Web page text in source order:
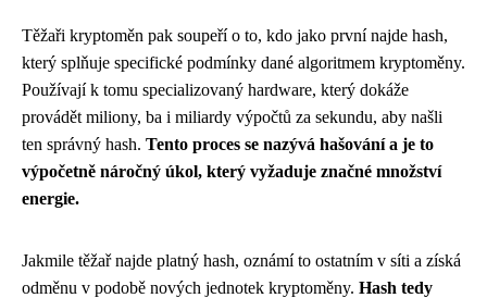
Těžaři kryptoměn pak soupeří o to, kdo jako první najde hash,
který splňuje specifické podmínky dané algoritmem kryptoměny.
Používají k tomu specializovaný hardware, který dokáže
provádět miliony, ba i miliardy výpočtů za sekundu, aby našli
ten správný hash. Tento proces se nazývá hašování a je to
výpočetně náročný úkol, který vyžaduje značné množství
energie.
Jakmile těžař najde platný hash, oznámí to ostatním v síti a získá
odměnu v podobě nových jednotek kryptoměny. Hash tedy